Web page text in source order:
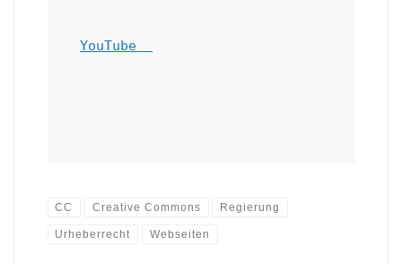
YouTube
CC Creative Commons Regierung
Urheberrecht Webseiten